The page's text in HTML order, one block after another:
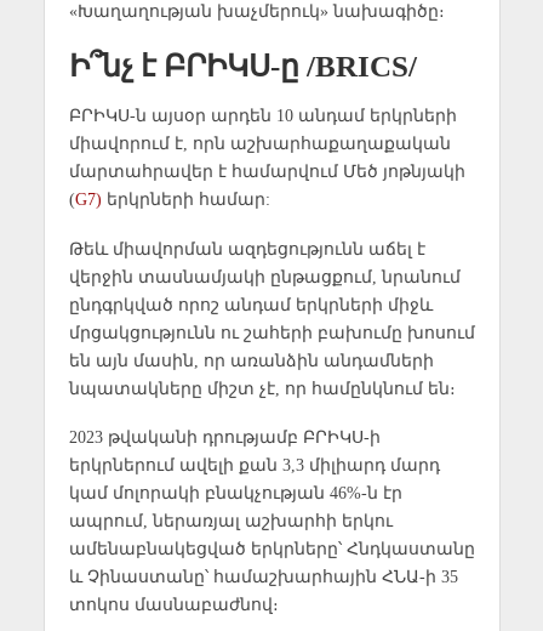
«Խաղաղության խաչմերուկ» նախագիծը։
Ի՞նչ է ԲՐԻԿՍ-ը /BRICS/
ԲՐԻԿՍ-ն այսօր արդեն 10 անդամ երկրների
միավորում է, որն աշխարհաքաղաքական
մարտահրավեր է համարվում Մեծ յոթնյակի
(G7) երկրների համար:
Թեև միավորման ազդեցությունն աճել է
վերջին տասնամյակի ընթացքում, նրանում
ընդգրկված որոշ անդամ երկրների միջև
մրցակցությունն ու շահերի բախումը խոսում
են այն մասին, որ առանձին անդամների
նպատակները միշտ չէ, որ համընկնում են։
2023 թվականի դրությամբ ԲՐԻԿՍ-ի
երկրներում ավելի քան 3,3 միլիարդ մարդ
կամ մոլորակի բնակչության 46%-ն էր
ապրում, ներառյալ աշխարհի երկու
ամենաբնակեցված երկրները՝ Հնդկաստանը
և Չինաստանը՝ համաշխարհային ՀՆԱ-ի 35
տոկոս մասնաբաժնով։